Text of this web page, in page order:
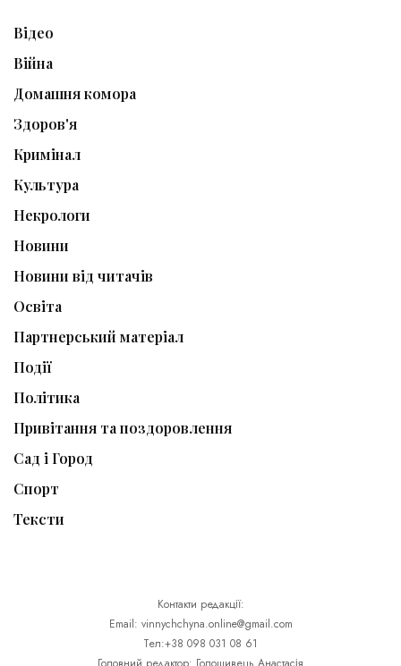
Відео
Війна
Домашня комора
Здоров'я
Кримінал
Культура
Некрологи
Новини
Новини від читачів
Освіта
Партнерський матеріал
Події
Політика
Привітання та поздоровлення
Сад і Город
Спорт
Тексти
Контакти редакції:
Email: vinnychchyna.online@gmail.com
Тел:+38 098 031 08 61